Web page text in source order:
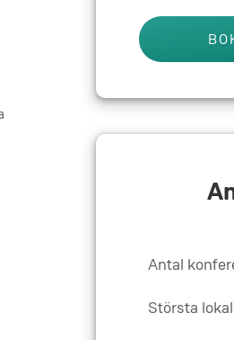
Antal
Största